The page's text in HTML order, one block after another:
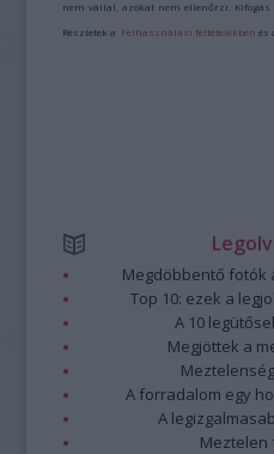
nem vállal, azokat nem ellenőrzi. Kifogás
Részletek a Felhasználási feltételekben és
Megdöbbentő fotók
Top 10: ezek a
A 10
Megjöttek a
A forradalom egy
A
Meztelen